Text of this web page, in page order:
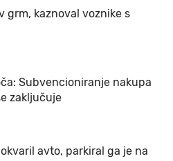
grm, kaznoval voznike s
Subvencioniranje nakupa
zaključuje
avto, parkiral ga je na